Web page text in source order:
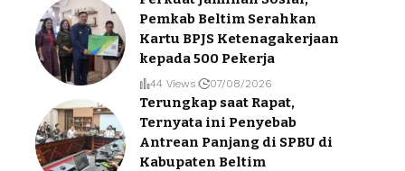
Pemkab Beltim Serahkan
Kartu BPJS Ketenagakerjaan
kepada 500 Pekerja
44 Views 07/08/2026
Terungkap saat Rapat,
Ternyata ini Penyebab
Antrean Panjang di SPBU di
Kabupaten Beltim